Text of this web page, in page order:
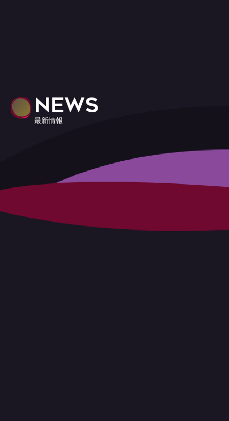
NEWS
最新情報